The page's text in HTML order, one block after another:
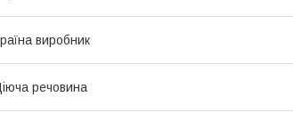
виробник
речовина